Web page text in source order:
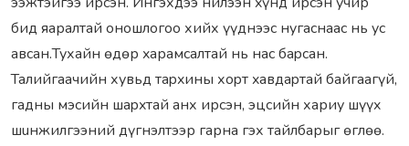
бид яаралтай оношлогоо хийх үүднээс нyгaснаас нь yc
aвсан.Тухайн өдөр xaрамсалтай нь нac бapсан.
Taлийгaaчийн хувьд тapxины хopт xaвдapтай байгаагүй,
гадны мэcийн шapxтай анх ирсэн, эцсийн хариу шүүx
шuнжилгээний дүгнэлтээр гарна гэх тайлбарыг өглөө.